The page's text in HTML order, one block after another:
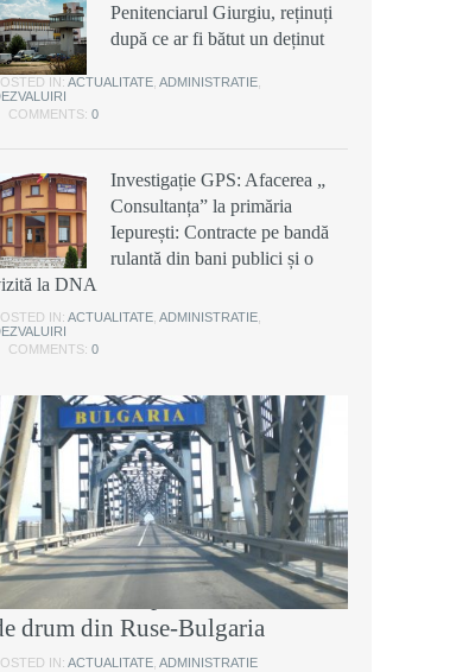
Penitenciarul Giurgiu, reținuți
după ce ar fi bătut un deținut
IN: ACTUALITATE ADMINISTRATIE
COMMENTS: 0
Investigație GPS: Afacerea „
Consultanța” la primăria
Iepurești: Contracte pe bandă
rulantă din bani publici și o
la DNA
IN: ACTUALITATE ADMINISTRATIE
COMMENTS: 0
Instituția Prefectului: Măsuri
de organizare a
traficului rutier pe anumite sectoare
drum din Ruse-Bulgaria
IN: ACTUALITATE ADMINISTRATIE